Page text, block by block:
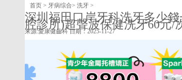
首页 > 牙病综合> 洗牙 >
深圳福田口岸牙科洗牙多少
腔診所)超聲波保健洗牙60元/
来源:愛康健齒科日期：2025-11-27